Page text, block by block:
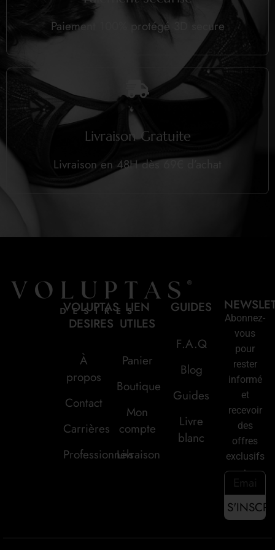
Paiement 100% protégé 3D secure
Livraison Gratuite
Livraison en 48H dès 69€ d’achat
VOLUPTAS
DESIRES
À
propos
Contact
Carrières
Professionnels
LIEN
UTILES
Panier
Boutique
Mon
compte
Livraison
GUIDES
F.A.Q
Blog
Guides
Livre
blanc
Abonnez-
vous
pour
rester
informé
et
recevoir
des
offres
exclusifs
: